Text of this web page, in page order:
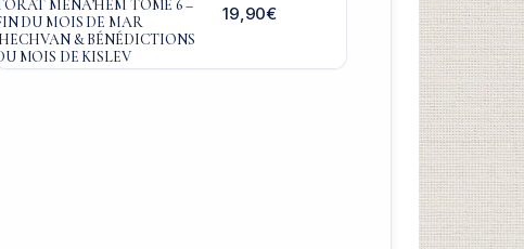
MENA’HEM TOME 6 –
DU MOIS DE MAR
& BÉNÉDICTIONS
MOIS DE KISLEV
19,90€